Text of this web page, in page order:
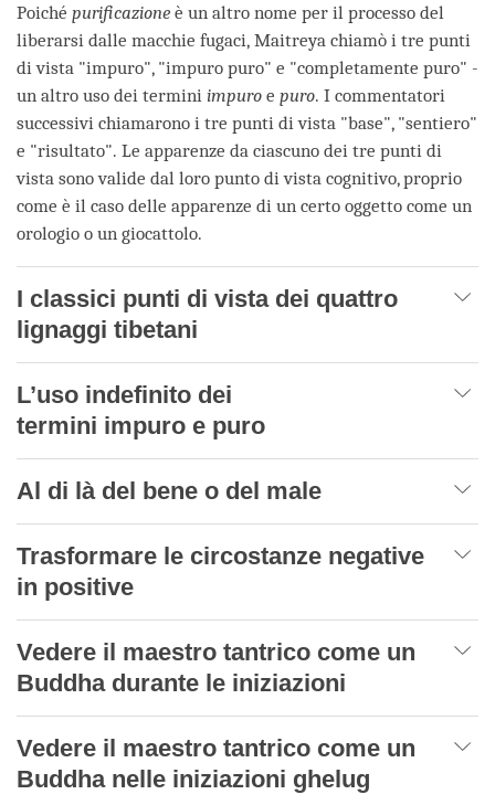
Poiché purificazione è un altro nome per il processo del
liberarsi dalle macchie fugaci, Maitreya chiamò i tre punti
di vista "impuro", "impuro puro" e "completamente puro" -
un altro uso dei termini impuro e puro. I commentatori
successivi chiamarono i tre punti di vista "base", "sentiero"
e "risultato". Le apparenze da ciascuno dei tre punti di
vista sono valide dal loro punto di vista cognitivo, proprio
come è il caso delle apparenze di un certo oggetto come un
orologio o un giocattolo.
I classici punti di vista dei quattro
lignaggi tibetani
L’uso indefinito dei
termini impuro e puro
Al di là del bene o del male
Trasformare le circostanze negative
in positive
Vedere il maestro tantrico come un
Buddha durante le iniziazioni
Vedere il maestro tantrico come un
Buddha nelle iniziazioni ghelug